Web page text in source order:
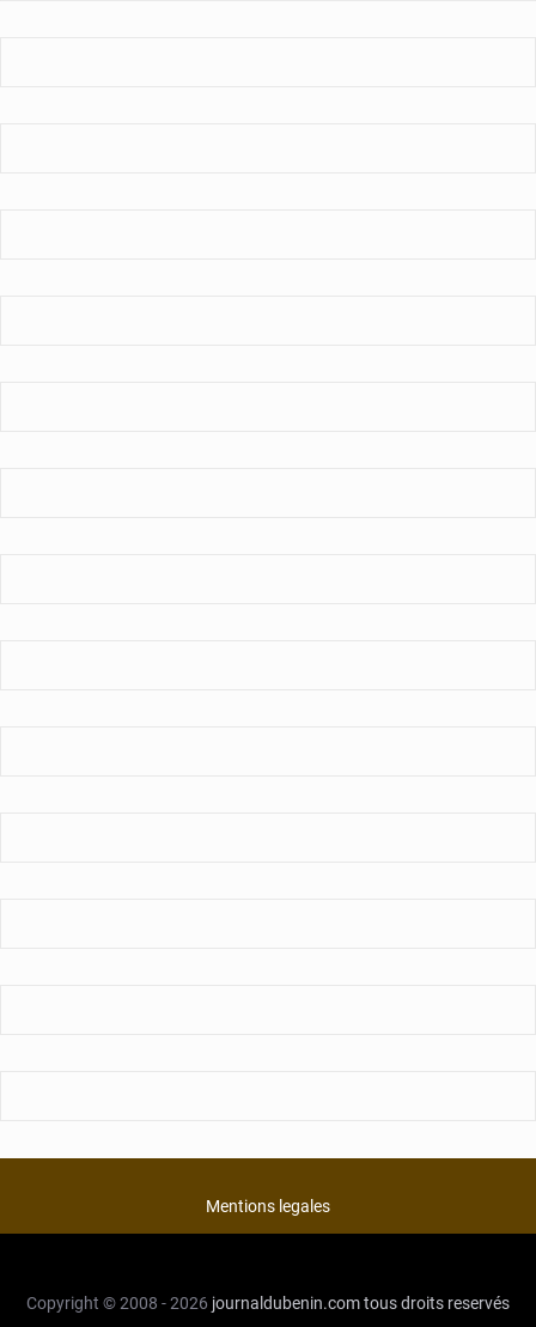
Mentions legales
Copyright © 2008 - 2026 journaldubenin.comtous droits reservés